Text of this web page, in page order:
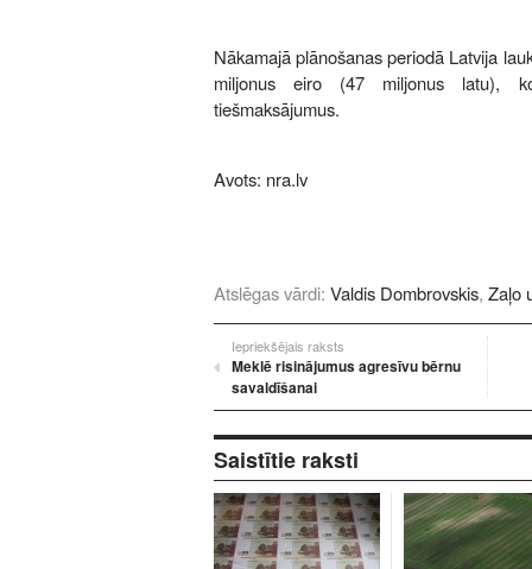
Nākamajā plānošanas periodā Latvija
miljonus eiro (47 miljonus latu),
tiešmaksājumus.
Avots: nra.lv
Atslēgas vārdi: Valdis Dombrovskis, Zaļo
Iepriekšējais raksts
Meklē risinājumus agresīvu bērnu
savaldīšanai
Saistītie raksti